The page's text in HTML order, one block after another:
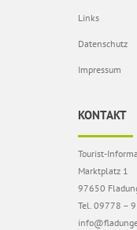
Links
Datenschutz
Impressum
KONTAKT
Tourist-
Marktplatz 1
97650
Tel. 09778 –